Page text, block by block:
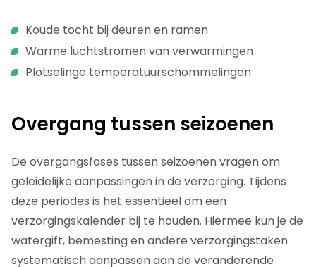
Koude tocht bij deuren en ramen
Warme luchtstromen van verwarmingen
Plotselinge temperatuurschommelingen
Overgang tussen seizoenen
De overgangsfases tussen seizoenen vragen om
geleidelijke aanpassingen in de verzorging. Tijdens
deze periodes is het essentieel om een
verzorgingskalender bij te houden. Hiermee kun je de
watergift, bemesting en andere verzorgingstaken
systematisch aanpassen aan de veranderende